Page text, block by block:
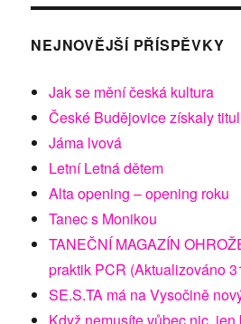
NEJNOVĚJŠÍ PŘÍSPĚVKY
Jak se mění česká kultura
České Budějovice získaly
Jáma lvová
Letní Letná dětem
Alta opening – opening roku
Tanec s Monikou
TANEČNÍ MAGAZÍN
praktik PCR (Aktualizováno
SE.S.TA má na Vysočině